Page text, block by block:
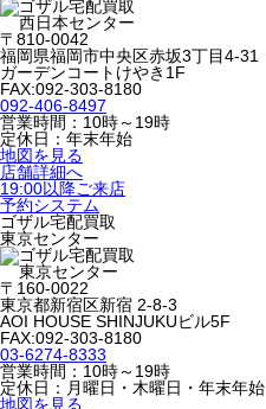
〒810-0042
福岡県福岡市中央区赤坂3丁目4-31
ガーデンコートけやき1F
FAX:092-303-8180
092-406-8497
営業時間：10時～19時
定休日：年末年始
地図を見る
店舗詳細へ
19:00以降ご来店
予約システム
ゴザル宅配買取
東京センター
〒160-0022
東京都新宿区新宿 2-8-3
AOI HOUSE SHINJUKUビル5F
FAX:092-303-8180
03-6274-8333
営業時間：10時～19時
定休日：月曜日・木曜日・年末年始
地図を見る